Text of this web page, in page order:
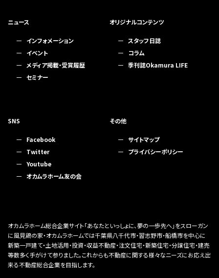
ニュース
インフォメーション
イベント
メディア掲載・受賞履歴
セミナー
オリジナルコンテンツ
スタッフ日誌
コラム
季刊誌Okamura LIFE
SNS
Facebook
Twitter
Youtube
オカムラホーム友の会
その他
サイトマップ
プライバシーポリシー
オカムラホーム総合企業サイト「あなたといっしょに、夢の一歩先へ」をスローガン
に風見鶏の家・オカムラホームでは千葉県八千代市・習志野市・船橋市を中心に
新築一戸建て・土地活用・投資・収益不動産・注文住宅・新築住宅・分譲住宅・建売
等数多く手がけて参りました。これからも不動産に関する様々なニーズにお応え出
来る不動産総合企業を目指します。